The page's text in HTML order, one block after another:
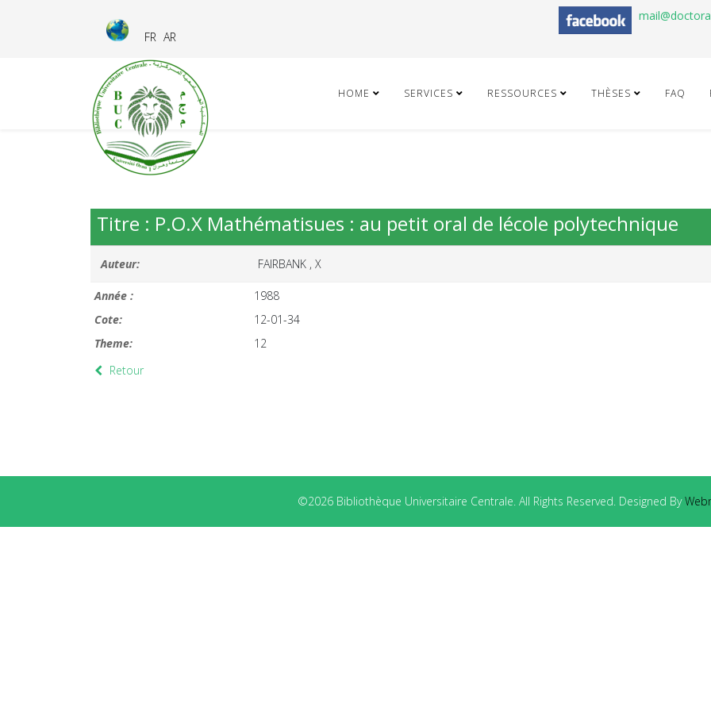
FR AR
HOME SERVICES RESSOURCES THÈSES FAQ
Titre : P.O.X Mathématisues : au petit oral de lécole polytechnique
Auteur: FAIRBANK , X
Année :
1988
Cote:
12-01-34
Theme:
12
Retour
©2026 Bibliothèque Universitaire Centrale. All Rights Reserved. Designed By